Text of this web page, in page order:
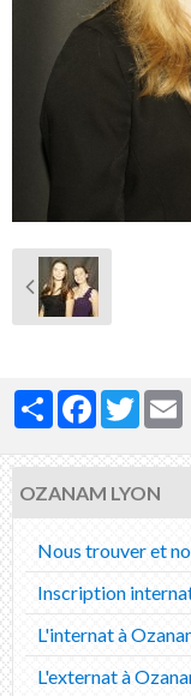
Nous contacter
PartagerFacebook
Twitter
OZANAM LYON
Nous trouver et
Inscription
L'internat à
L'externat à